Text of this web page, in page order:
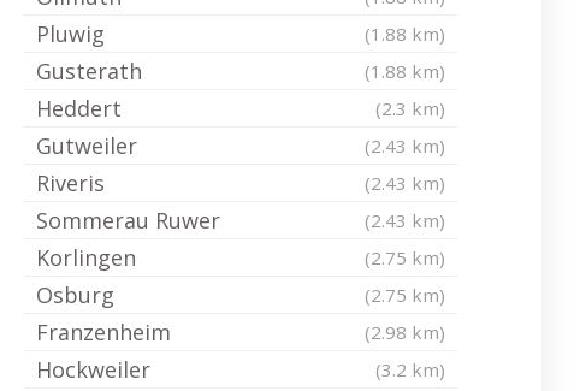
Pluwig (1.88 km)
Gusterath (1.88 km)
Heddert (2.3 km)
Gutweiler (2.43 km)
Riveris (2.43 km)
Sommerau Ruwer (2.43 km)
Korlingen (2.75 km)
Osburg (2.75 km)
Franzenheim (2.98 km)
Hockweiler (3.2 km)